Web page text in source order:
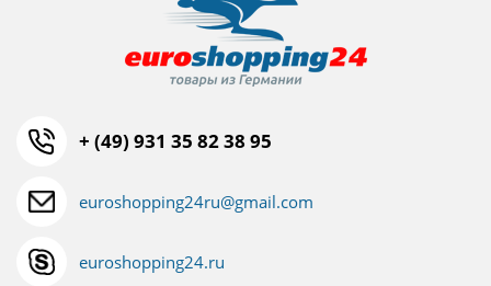
+ (49) 931 35 82 38 95
euroshopping24ru@gmail.com
euroshopping24.ru